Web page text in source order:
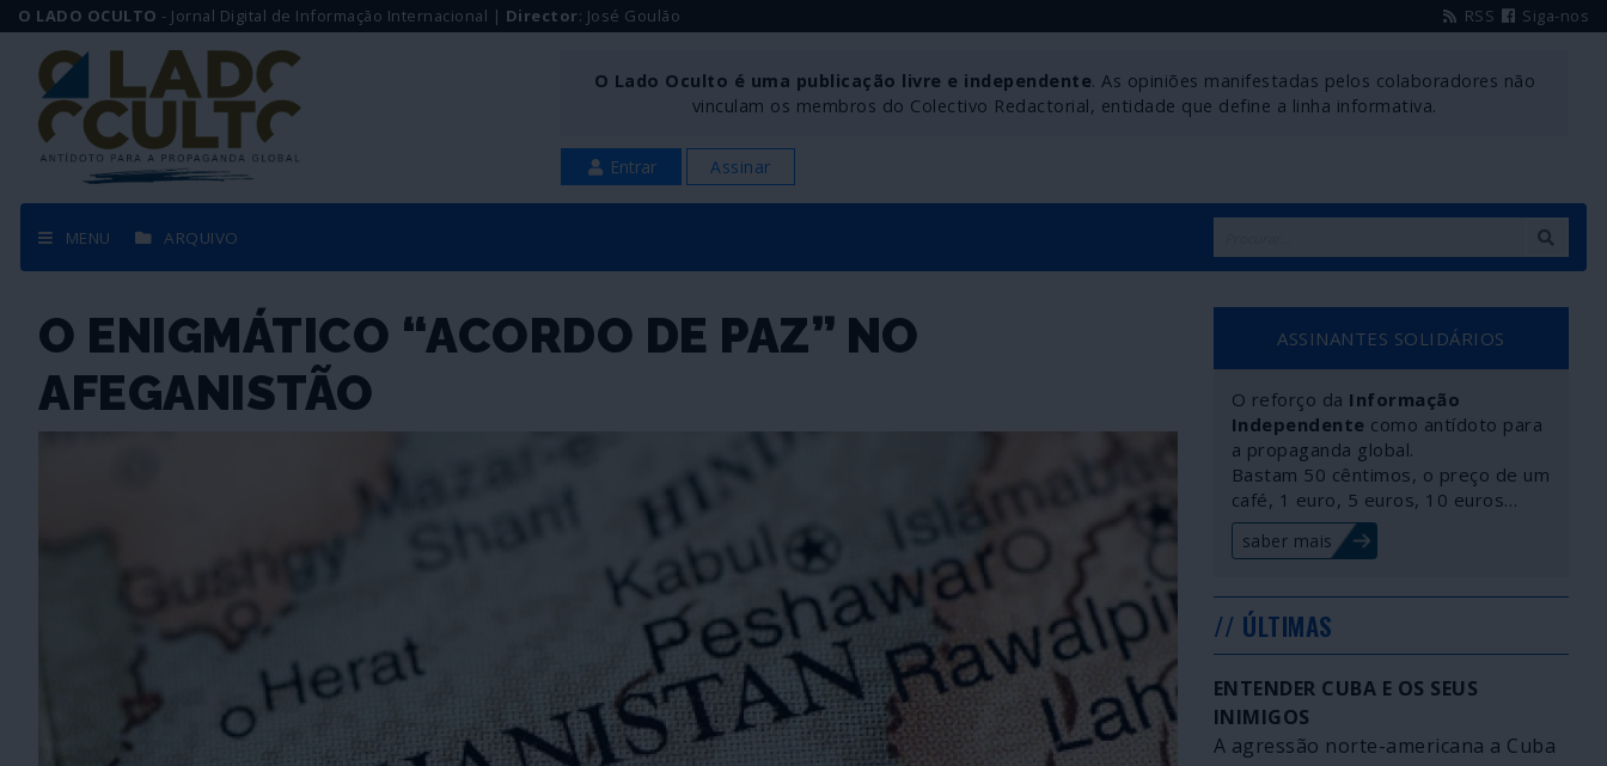
O LADO OCULTO - Jornal Digital de Informação Internacional | Director: José Goulão RSS Siga-nos
O Lado Oculto é uma publicação livre e independente. As opiniões manifestadas pelos colaboradores não
vinculam os membros do Colectivo Redactorial, entidade que define a linha informativa.
Entrar Assinar
MENU ARQUIVO
O ENIGMÁTICO “ACORDO DE PAZ” NO
AFEGANISTÃO
ASSINANTES SOLIDÁRIOS
O reforço da Informação
Independente como antídoto para
a propaganda global.
Bastam 50 cêntimos, o preço de um
café, 1 euro, 5 euros, 10 euros…
saber mais
// ÚLTIMAS
ENTENDER CUBA E OS SEUS
INIMIGOS
A agressão norte-americana a Cuba